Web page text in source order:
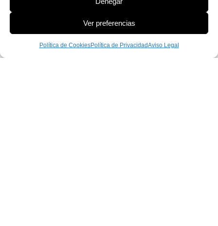
Ver preferencias
Política de CookiesPolítica de PrivacidadAviso Legal